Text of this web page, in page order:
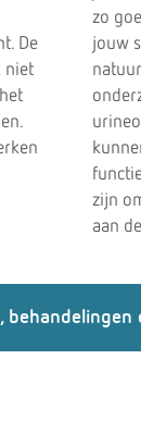
De
niet
zo
jouw
zijn
aan
behandelingen